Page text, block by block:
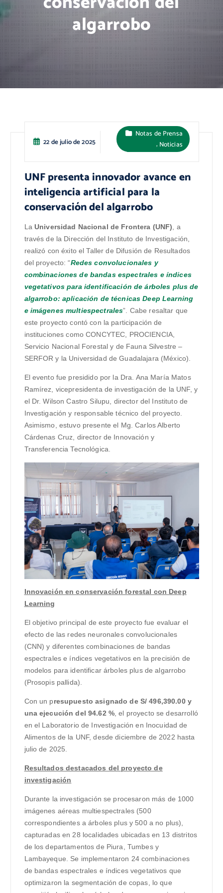
algarrobo
22 de julio de 2025
Notas de Prensa
, Noticias
UNF presenta innovador avance en
inteligencia artificial para la
conservación del algarrobo
La Universidad Nacional de Frontera (UNF) , a
través de la Dirección del Instituto de Investigación,
realizó con éxito el Taller de Difusión de Resultados
del proyecto: “Redes convolucionales y
combinaciones de bandas espectrales e índices
vegetativos para identificación de árboles plus de
algarrobo: aplicación de técnicas Deep Learning
e imágenes multiespectrales”. Cabe resaltar que
este proyecto contó con la participación de
instituciones como CONCYTEC, PROCIENCIA,
Servicio Nacional Forestal y de Fauna Silvestre –
SERFOR y la Universidad de Guadalajara (México).
El evento fue presidido por la Dra. Ana María Matos
Ramírez, vicepresidenta de investigación de la UNF, y
el Dr. Wilson Castro Silupu, director del Instituto de
Investigación y responsable técnico del proyecto.
Asimismo, estuvo presente el Mg. Carlos Alberto
Cárdenas Cruz, director de Innovación y
Transferencia Tecnológica.
Innovación en conservación forestal con Deep
Learning
El objetivo principal de este proyecto fue evaluar el
efecto de las redes neuronales convolucionales
(CNN) y diferentes combinaciones de bandas
espectrales e índices vegetativos en la precisión de
modelos para identificar árboles plus de algarrobo
(Prosopis pallida).
Con un presupuesto asignado de S/ 496,390.00 y
una ejecución del 94.62 %, el proyecto se desarrolló
en el Laboratorio de Investigación en Inocuidad de
Alimentos de la UNF, desde diciembre de 2022 hasta
julio de 2025.
Resultados destacados del proyecto de
investigación
Durante la investigación se procesaron más de 1000
imágenes aéreas multiespectrales (500
correspondientes a árboles plus y 500 a no plus),
capturadas en 28 localidades ubicadas en 13 distritos
de los departamentos de Piura, Tumbes y
Lambayeque. Se implementaron 24 combinaciones
de bandas espectrales e índices vegetativos que
optimizaron la segmentación de copas, lo que